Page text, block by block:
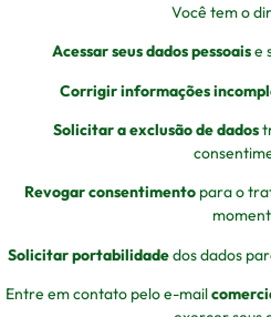
Você tem o
Acessar seus dados pessoaise
Corrigir informações
Solicitar a exclusão de dados
Revogar consentimento para o
Solicitar portabilidadedos dados
Entre em contato pelo e-mail